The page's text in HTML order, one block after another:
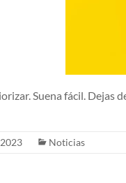
Suena fácil. Dejas
Noticias